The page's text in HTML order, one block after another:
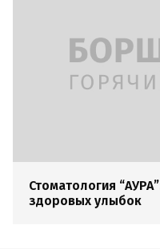
Стоматология
здоровых улыбок